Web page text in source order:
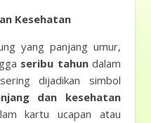
Kesehatan
yang panjang umur,
seribu tahundalam
dijadikan simbol
dan kesehatan
kartu ucapan atau